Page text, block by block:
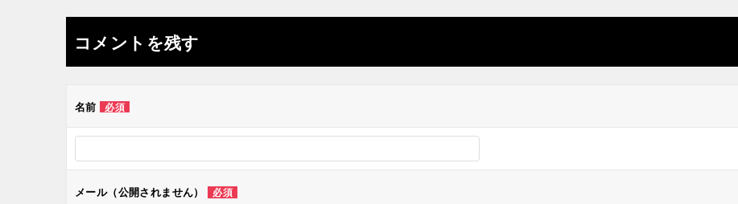
ナ
ビ
ゲ
ー
コメントを残す
名前 必須
メール（公開されません） 必須